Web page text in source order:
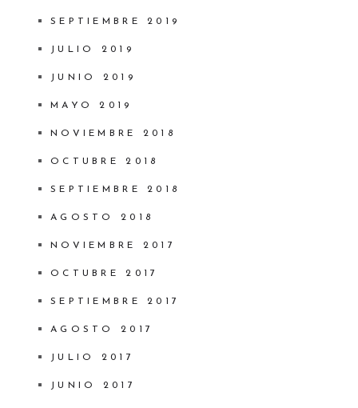
SEPTIEMBRE 2019
JULIO 2019
JUNIO 2019
MAYO 2019
NOVIEMBRE 2018
OCTUBRE 2018
SEPTIEMBRE 2018
AGOSTO 2018
NOVIEMBRE 2017
OCTUBRE 2017
SEPTIEMBRE 2017
AGOSTO 2017
JULIO 2017
JUNIO 2017